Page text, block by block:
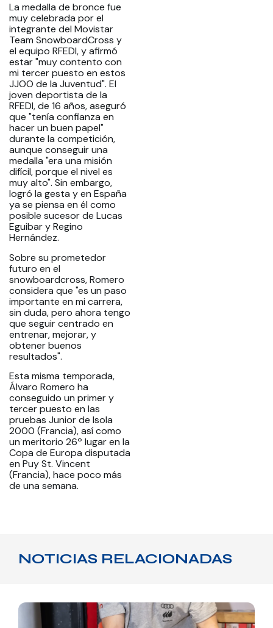
La medalla de bronce fue
muy celebrada por el
integrante del Movistar
Team SnowboardCross y
el equipo RFEDI, y afirmó
estar "muy contento con
mi tercer puesto en estos
JJOO de la Juventud". El
joven deportista de la
RFEDI, de 16 años, aseguró
que "tenía confianza en
hacer un buen papel"
durante la competición,
aunque conseguir una
medalla "era una misión
difícil, porque el nivel es
muy alto". Sin embargo,
logró la gesta y en España
ya se piensa en él como
posible sucesor de Lucas
Eguibar y Regino
Hernández.
Sobre su prometedor
futuro en el
snowboardcross, Romero
considera que "es un paso
importante en mi carrera,
sin duda, pero ahora tengo
que seguir centrado en
entrenar, mejorar, y
obtener buenos
resultados".
Esta misma temporada,
Álvaro Romero ha
conseguido un primer y
tercer puesto en las
pruebas Junior de Isola
2000 (Francia), así como
un meritorio 26º lugar en la
Copa de Europa disputada
en Puy St. Vincent
(Francia), hace poco más
de una semana.
NOTICIAS RELACIONADAS